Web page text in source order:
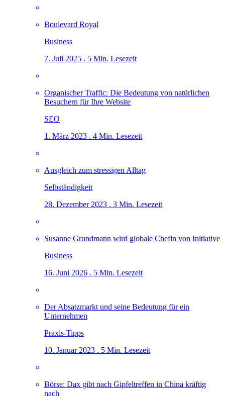
Boulevard Royal
Business
7. Juli 2025 . 5 Min. Lesezeit
Organischer Traffic: Die Bedeutung von natürlichen
Besuchern für Ihre Website
SEO
1. März 2023 . 4 Min. Lesezeit
Ausgleich zum stressigen Alltag
Selbständigkeit
28. Dezember 2023 . 3 Min. Lesezeit
Susanne Grundmann wird globale Chefin von Initiative
Business
16. Juni 2026 . 5 Min. Lesezeit
Der Absatzmarkt und seine Bedeutung für ein
Unternehmen
Praxis-Tipps
10. Januar 2023 . 5 Min. Lesezeit
Börse: Dax gibt nach Gipfeltreffen in China kräftig
nach